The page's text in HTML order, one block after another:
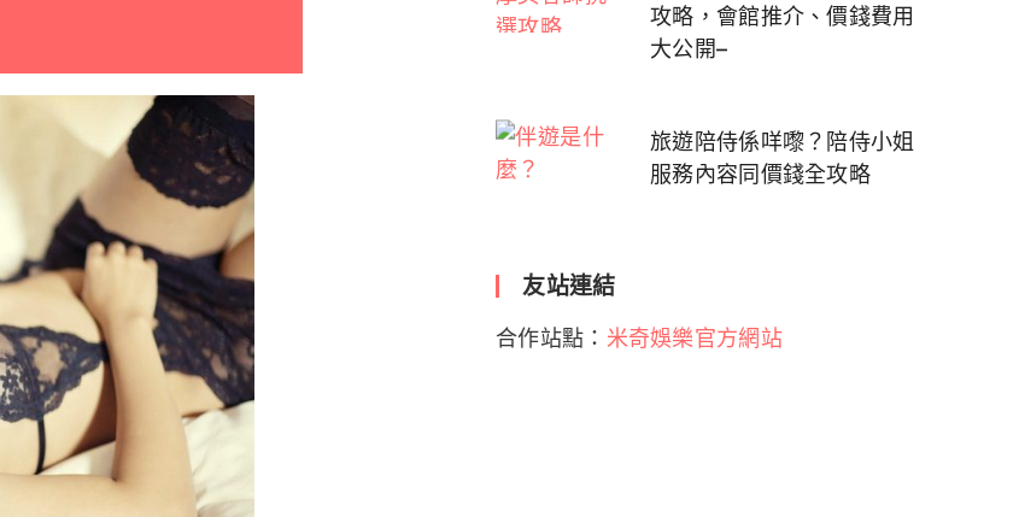
攻略，會館推介、價錢費用
大公開–
旅遊陪侍係咩嚟？陪侍小姐
服務內容同價錢全攻略
友站連結
合作站點： 米奇娛樂官方網站